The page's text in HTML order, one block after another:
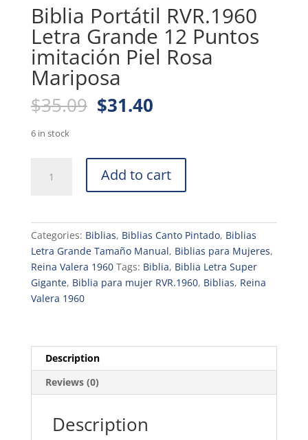
Biblia Portátil RVR.1960
Letra Grande 12 Puntos
imitación Piel Rosa
Mariposa
$35.09 Original
price
$35.09.
$31.40Current
$31.40.
6 in stock
Portátil
Piel
Add to cart
Categories: Biblias, Biblias Canto Pintado, Biblias
Letra Grande Tamaño Manual, Biblias para Mujeres,
Reina Valera 1960 Tags: Biblia, Biblia Letra Super
Gigante, Biblia para mujer RVR.1960, Biblias, Reina
Valera 1960
Description
Reviews (0)
Description